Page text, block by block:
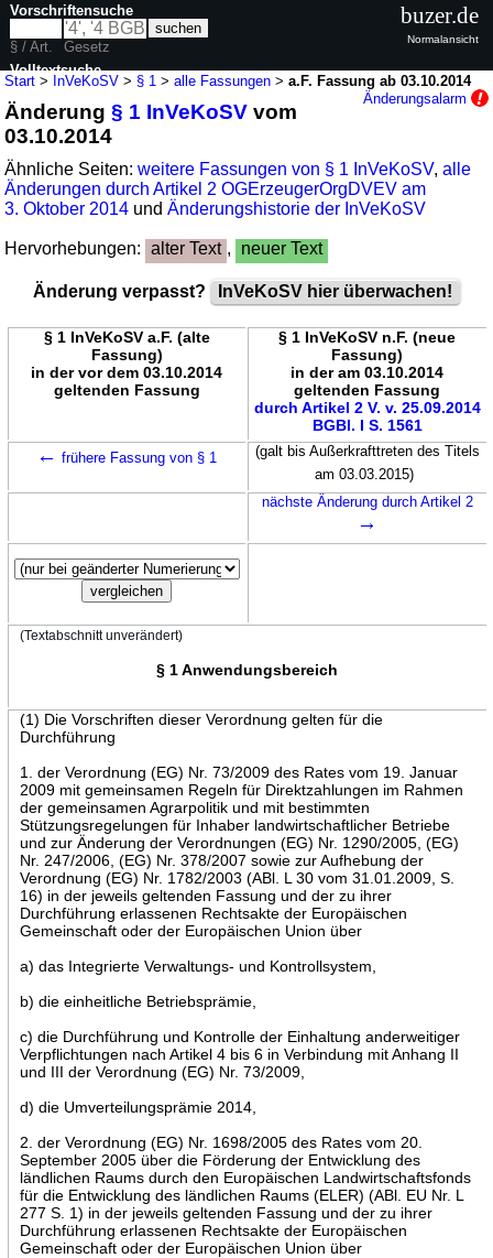
Start > InVeKoSV > § 1 >alle Fassungen >a.F. Fassung ab 03.10.2014
Änderungsalarm
Änderung§ 1 InVeKoSV vom
03.10.2014
Ähnliche Seiten:weitere Fassungen von § 1 InVeKoSV,alle
Änderungen durch Artikel 2 OGErzeugerOrgDVEV am
3. Oktober 2014 undÄnderungshistorie der InVeKoSV
Hervorhebungen: alter Text , neuer Text
Änderung verpasst? InVeKoSV hier überwachen!
§ 1 InVeKoSV a.F. (alte
Fassung)
in der vor dem 03.10.2014
geltenden Fassung
§ 1 InVeKoSV n.F. (neue
Fassung)
in der am 03.10.2014
geltenden Fassung
durch Artikel 2 V. v. 25.09.2014
BGBl. I S. 1561
← frühere Fassung von § 1
(galt bis Außerkrafttreten des Titels
am 03.03.2015)
nächste Änderung durch Artikel 2
→
(Textabschnitt unverändert)
§ 1 Anwendungsbereich
(1) Die Vorschriften dieser Verordnung gelten für die
Durchführung
1. der Verordnung (EG) Nr. 73/2009 des Rates vom 19. Januar
2009 mit gemeinsamen Regeln für Direktzahlungen im Rahmen
der gemeinsamen Agrarpolitik und mit bestimmten
Stützungsregelungen für Inhaber landwirtschaftlicher Betriebe
und zur Änderung der Verordnungen (EG) Nr. 1290/2005, (EG)
Nr. 247/2006, (EG) Nr. 378/2007 sowie zur Aufhebung der
Verordnung (EG) Nr. 1782/2003 (ABl. L 30 vom 31.01.2009, S.
16) in der jeweils geltenden Fassung und der zu ihrer
Durchführung erlassenen Rechtsakte der Europäischen
Gemeinschaft oder der Europäischen Union über
a) das Integrierte Verwaltungs- und Kontrollsystem,
b) die einheitliche Betriebsprämie,
c) die Durchführung und Kontrolle der Einhaltung anderweitiger
Verpflichtungen nach Artikel 4 bis 6 in Verbindung mit Anhang II
und III der Verordnung (EG) Nr. 73/2009,
d) die Umverteilungsprämie 2014,
2. der Verordnung (EG) Nr. 1698/2005 des Rates vom 20.
September 2005 über die Förderung der Entwicklung des
ländlichen Raums durch den Europäischen Landwirtschaftsfonds
für die Entwicklung des ländlichen Raums (ELER) (ABl. EU Nr. L
277 S. 1) in der jeweils geltenden Fassung und der zu ihrer
Durchführung erlassenen Rechtsakte der Europäischen
Gemeinschaft oder der Europäischen Union über
Vorschriftensuche
§ / Art.
Gesetz
Volltextsuche
nur in InVeKoSV
buzer.de
Normalansicht